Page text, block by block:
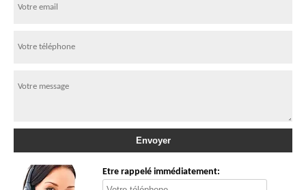
Etre rappelé immédiatement: